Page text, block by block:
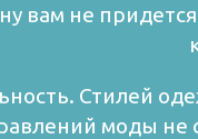
вам не
Стилей
моды не